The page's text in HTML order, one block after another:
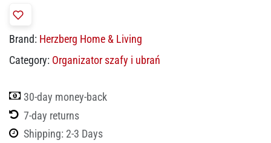
Brand: Herzberg Home & Living
Category: Organizator szafy i ubrań
30-day money-back
7-day returns
Shipping: 2-3 Days